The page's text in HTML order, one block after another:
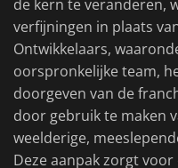
de kern te veranderen,
verfijningen in plaats
Ontwikkelaars,
oorspronkelijke team,
doorgeven van de
door gebruik te maken
weelderige,
Deze aanpak zorgt